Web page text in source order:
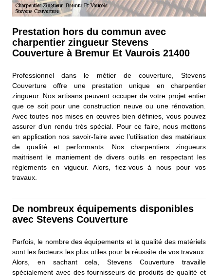
Prestation hors du commun avec
charpentier zingueur Stevens
Couverture à Bremur Et Vaurois 21400
Professionnel dans le métier de couverture, Stevens
Couverture offre une prestation unique en charpentier
zingueur. Nos artisans peuvent occuper de votre projet entier
que ce soit pour une construction neuve ou une rénovation.
Avec toutes nos mises en œuvres bien définies, vous pouvez
assurer d’un rendu très spécial. Pour ce faire, nous mettons
en application nos savoir-faire avec l’utilisation des matériaux
de qualité et performants. Nos charpentiers zingueurs
maitrisent le maniement de divers outils en respectant les
règlements en vigueur. Alors, fiez-vous à nous pour vos
travaux.
De nombreux équipements disponibles
avec Stevens Couverture
Parfois, le nombre des équipements et la qualité des matériels
sont les facteurs les plus utiles pour la réussite de vos travaux.
Alors, en sachant cela, Stevens Couverture travaille
spécialement avec des fournisseurs de produits de qualité et